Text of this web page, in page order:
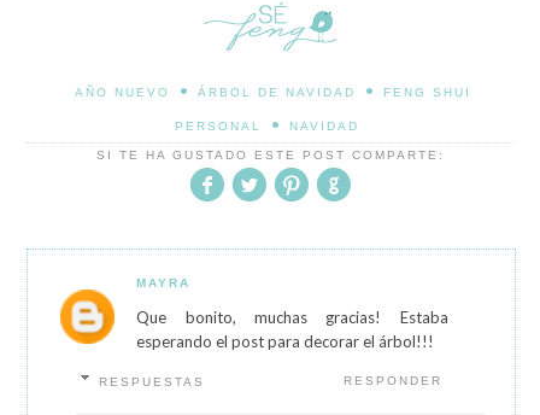
AÑO NUEVO • ÁRBOL DE NAVIDAD • FENG SHUI
PERSONAL • NAVIDAD
SI TE HA GUSTADO ESTE POST COMPARTE:
MAYRA
Que bonito, muchas gracias! Estaba
esperando el post para decorar el árbol!!!
RESPONDER
RESPUESTAS